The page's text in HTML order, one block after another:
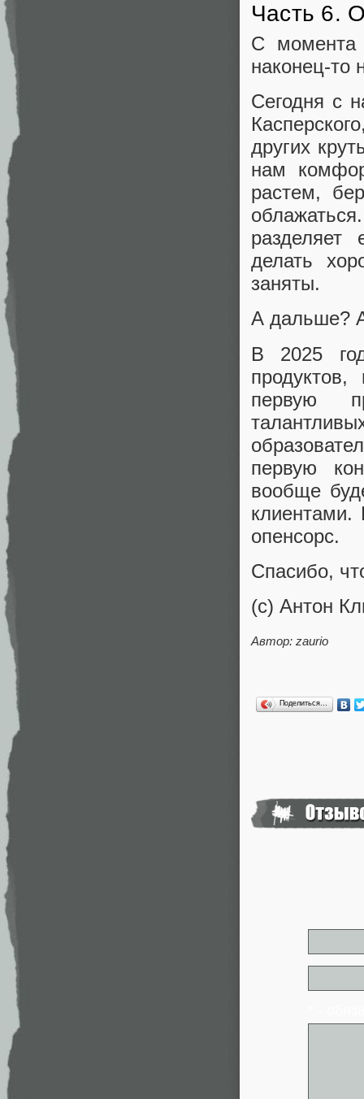
Часть 6.
С момента
наконец-то
Сегодня с
других
нам
растем,
разделяет
делать
заняты.
А дальше?
В 2025
первую
первую
вообще
клиентами.
опенсорс.
Спасибо,
(c) Антон
Автор: zaurio
Поделиться…